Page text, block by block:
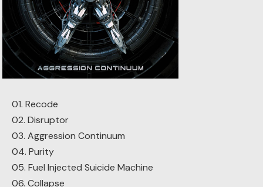
01. Recode
02. Disruptor
03. Aggression Continuum
04. Purity
05. Fuel Injected Suicide Machine
06. Collapse